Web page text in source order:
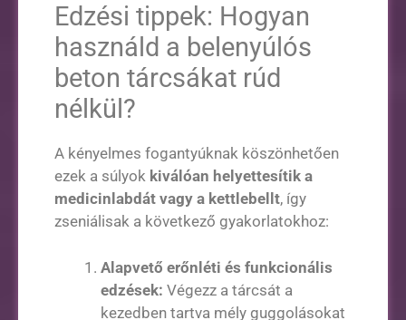
Edzési tippek: Hogyan
használd a belenyúlós
beton tárcsákat rúd
nélkül?
A kényelmes fogantyúknak köszönhetően
ezek a súlyok kiválóan helyettesítik a
medicinlabdát vagy a kettlebellt, így
zseniálisak a következő gyakorlatokhoz:
Alapvető erőnléti és funkcionális
edzések: Végezz a tárcsát a
kezedben tartva mély guggolásokat